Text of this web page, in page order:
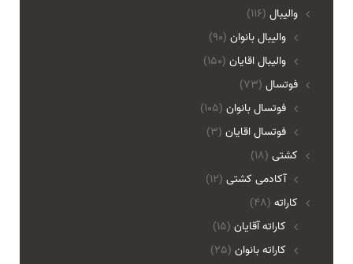
(116) والیبال
واليبال بانوان (90)
واليبال اقايان (150)
(73) فوتسال
فوتسال بانوان (105)
فوتسال اقايان (3)
(18) کشتی
آکادمی کشتی (12)
(48) کاراته
کاراته آقایان (15)
کاراته بانوان (25)